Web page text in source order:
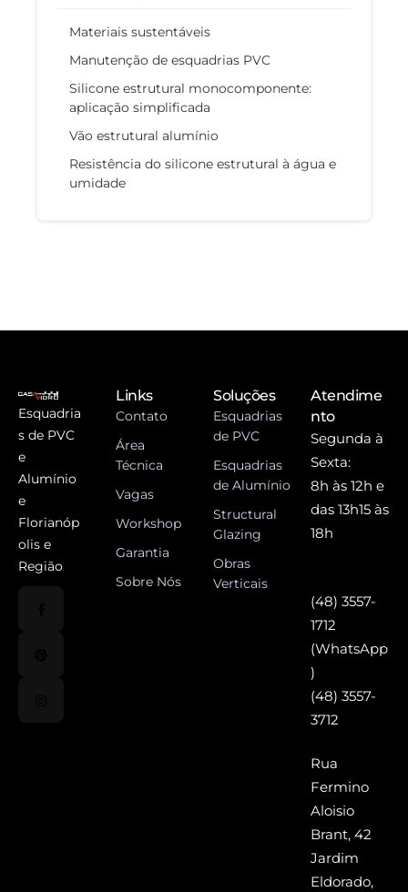
Materiais sustentáveis
Manutenção de esquadrias PVC
Silicone estrutural monocomponente:
aplicação simplificada
Vão estrutural alumínio
Resistência do silicone estrutural à água e
umidade
Esquadria
s de PVC
e
Alumínio
e
Florianóp
olis e
Região
Links
Contato
Área
Técnica
Vagas
Workshop
Garantia
Sobre Nós
Soluções
Esquadrias
de PVC
Esquadrias
de Alumínio
Structural
Glazing
Obras
Verticais
Atendime
nto
Segunda à
Sexta:
8h às 12h e
das 13h15 às
18h
(48) 3557-
1712
(WhatsApp
)
(48) 3557-
3712
Rua
Fermino
Aloisio
Brant, 42
Jardim
Eldorado,